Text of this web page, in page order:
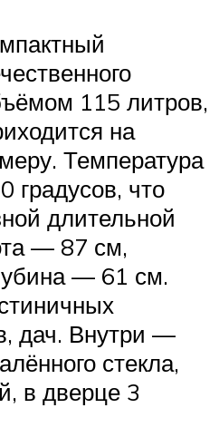
115 литров,
на
Температура
градусов, что
длительной
— 87 см,
— 61 см.
дач. Внутри —
стекла,
в дверце 3